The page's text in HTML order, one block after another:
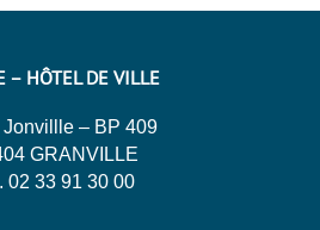
– HÔTEL DE VILLE
– BP 409
GRANVILLE
02 33 91 30 00